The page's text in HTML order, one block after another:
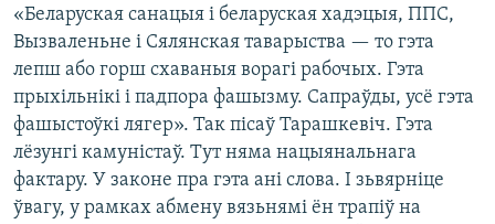
«Беларуская санацыя і беларуская хадэцыя, ППС,
Вызваленьне і Сялянская таварыства — то гэта
лепш або горш схаваныя ворагі рабочых. Гэта
прыхільнікі і падпора фашызму. Сапраўды, усё гэта
фашыстоўкі лягер». Так пісаў Тарашкевіч. Гэта
лёзунгі камуністаў. Тут няма нацыянальнага
фактару. У законе пра гэта ані слова. І зьвярніце
ўвагу, у рамках абмену вязьнямі ён трапіў на